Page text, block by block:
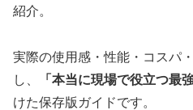
紹介。
実際の使用感・性能・コスパ
し、
「本当に現場で役立つ最
けた保存版ガイドです。